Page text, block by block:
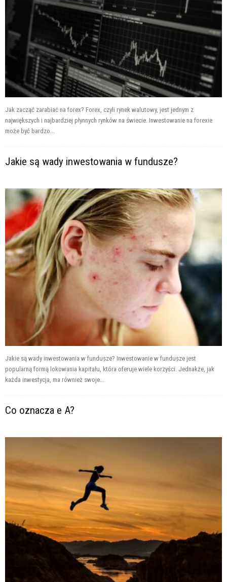
Jak zacząć zarabiać na forex? Forex, czyli rynek walutowy, jest jednym z
największych i najbardziej płynnych rynków na świecie. Inwestowanie na forexie
może być bardzo...
Jakie są wady inwestowania w fundusze?
Jakie są wady inwestowania w fundusze? Inwestowanie w fundusze jest
popularną formą lokowania kapitału, która oferuje wiele korzyści. Jednakże, jak
każda inwestycja, ma również swoje...
Co oznacza e A?